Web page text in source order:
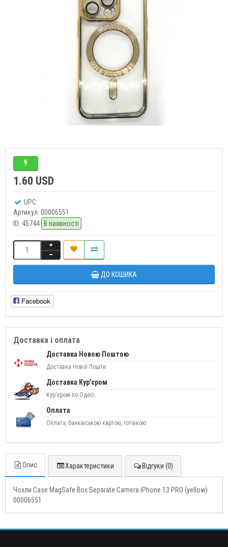
1.60 USD
UPC:
Артикул: 00006551
ID: 45744 В наявності
ДО КОШИКА
Facebook
Доставка і оплата
Доставка Новою Поштою
Доставка Нової Пошти
Доставка Кур'єром
Кур'єром по Одесі.
Оплата
Оплата, банківською картою, готівкою
Опис Характеристики Відгуки (0)
Чохли Case MagSafe Box Separate Camera iPhone 13 PRO (yellow)
00006551